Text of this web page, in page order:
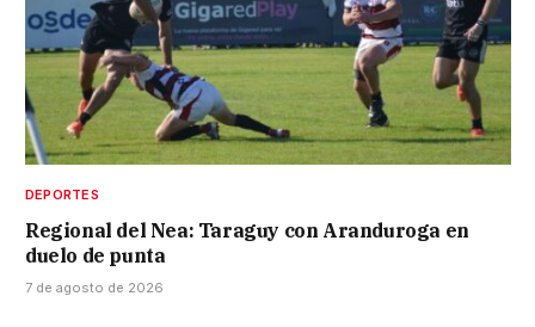
DEPORTES
Regional del Nea: Taraguy con Aranduroga en
duelo de punta
7 de agosto de 2026